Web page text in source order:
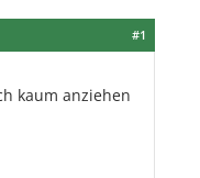
#1
kaum anziehen